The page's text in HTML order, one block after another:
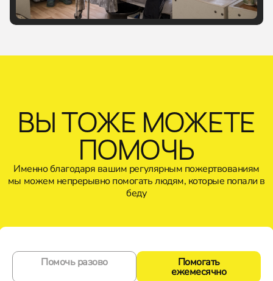
ВЫ ТОЖЕ МОЖЕТЕ
ПОМОЧЬ
Именно благодаря вашим регулярным пожертвованиям
мы можем непрерывно помогать людям, которые попали в
беду
Помочь разово Помогать
ежемесячно